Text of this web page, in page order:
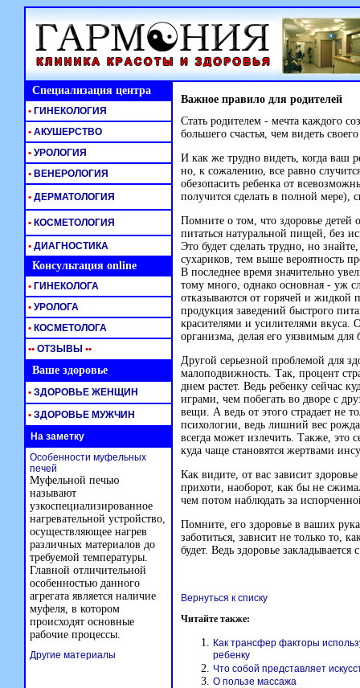
Специализация центра Важное правило для родителей
Стать родителем - мечта каждого
большего счастья, чем видеть
И как же трудно видеть, когда ваш
но, к сожалению, все равно
обезопасить ребенка от
получится сделать в полной
Помните о том, что здоровье
питаться натуральной пищей, без
Это будет сделать трудно, но
сухариков, тем выше вероятность
В последнее время значительно
тому много, однако основная - уж
отказываются от горячей и жидкой
продукция заведений быстрого
красителями и усилителями
организма, делая его уязвимым
Другой серьезной проблемой для
малоподвижность. Так, процент
днем растет. Ведь ребенку сейчас
играми, чем побегать во дворе с
вещи. А ведь от этого страдает не
психологии, ведь лишний вес
всегда может излечить. Также, это
куда чаще становятся жертвами
Как видите, от вас зависит
прихоти, наоборот, как бы не
чем потом наблюдать за
Помните, его здоровье в ваших
заботиться, зависит не только то,
будет. Ведь здоровье закладывается
Вернуться к списку
Читайте также:
Как трансфер факторы
ребенку
Что собой представляет
О пользе массажа
• ГИНЕКОЛОГИЯ
• АКУШЕРСТВО
• УРОЛОГИЯ
• ВЕНЕРОЛОГИЯ
• ДЕРМАТОЛОГИЯ
• КОСМЕТОЛОГИЯ
• ДИАГНОСТИКА
Консультация online
• ГИНЕКОЛОГА
• УРОЛОГА
• КОСМЕТОЛОГА
•• ОТЗЫВЫ ••
Ваше здоровье
• ЗДОРОВЬЕ ЖЕНЩИН
• ЗДОРОВЬЕ МУЖЧИН
На заметку
Особенности муфельных
печей
Муфельной печью
называют
узкоспециализированное
нагревательной устройство,
осуществляющее нагрев
различных материалов до
требуемой температуры.
Главной отличительной
особенностью данного
агрегата является наличие
муфеля, в котором
происходят основные
рабочие процессы.
Другие материалы